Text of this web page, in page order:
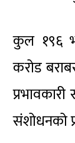
कुल १९६
करोड
संशोधनको